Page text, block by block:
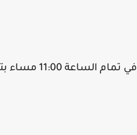
الساعة 11:00 مساء بتوقيت قطر